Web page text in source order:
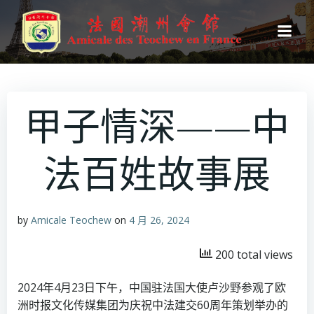
转
到
内
甲子情深——中
法百姓故事展
by Amicale Teochew on 4 月 26, 2024
200 total views
2024年4月23日下午，中国驻法国大使卢沙野参观了欧
洲时报文化传媒集团为庆祝中法建交60周年策划举办的